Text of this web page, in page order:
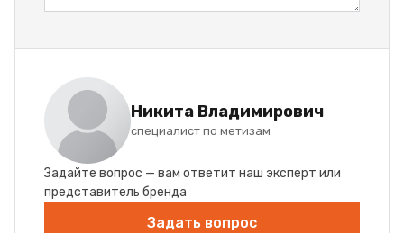
Никита Владимирович
специалист по метизам
Задайте вопрос — вам ответит наш эксперт или
представитель бренда
Задать вопрос